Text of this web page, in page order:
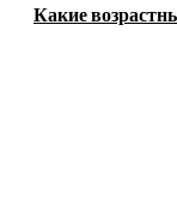
Какие